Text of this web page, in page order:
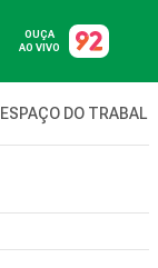
OUÇA
AO VIVO
ESPAÇO DO